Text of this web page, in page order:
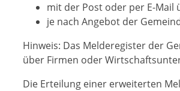
mit der Post oder per E-
je nach Angebot der
Hinweis: Das Melderegister der
über Firmen oder
Die Erteilung einer erweiterten